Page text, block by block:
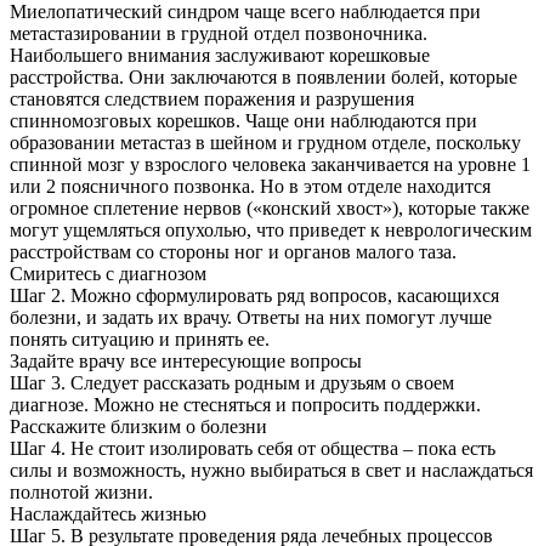
Миелопатический синдром чаще всего наблюдается при
метастазировании в грудной отдел позвоночника.
Наибольшего внимания заслуживают корешковые
расстройства. Они заключаются в появлении болей, которые
становятся следствием поражения и разрушения
спинномозговых корешков. Чаще они наблюдаются при
образовании метастаз в шейном и грудном отделе, поскольку
спинной мозг у взрослого человека заканчивается на уровне 1
или 2 поясничного позвонка. Но в этом отделе находится
огромное сплетение нервов («конский хвост»), которые также
могут ущемляться опухолью, что приведет к неврологическим
расстройствам со стороны ног и органов малого таза.
Смиритесь с диагнозом
Шаг 2. Можно сформулировать ряд вопросов, касающихся
болезни, и задать их врачу. Ответы на них помогут лучше
понять ситуацию и принять ее.
Задайте врачу все интересующие вопросы
Шаг 3. Следует рассказать родным и друзьям о своем
диагнозе. Можно не стесняться и попросить поддержки.
Расскажите близким о болезни
Шаг 4. Не стоит изолировать себя от общества – пока есть
силы и возможность, нужно выбираться в свет и наслаждаться
полнотой жизни.
Наслаждайтесь жизнью
Шаг 5. В результате проведения ряда лечебных процессов